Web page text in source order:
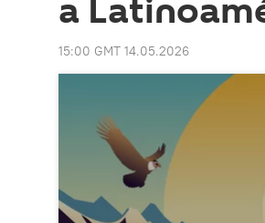
a
15:00 GMT 14.05.2026